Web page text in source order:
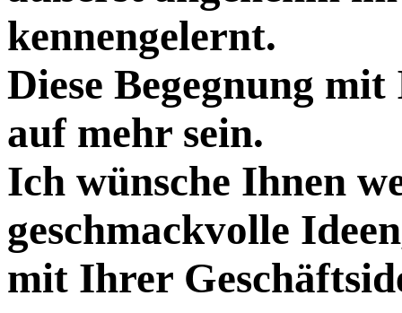
kennengelernt.
Diese Begegnung
auf mehr sein.
Ich wünsche Ihnen
geschmackvolle
mit Ihrer